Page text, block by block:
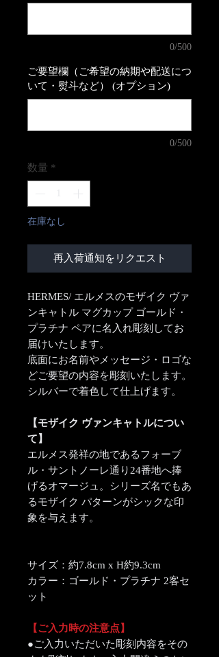
0/500
ご要望欄（ご希望の納期や配送につ
いて・熨斗など） (オプション)
0/500
数量 *
在庫なし
再入荷通知をリクエスト
HERMES/ エルメスのモザイク ヴァ
ンキャトル マグカップ ゴールド・
プラチナ ペアに名入れ彫刻してお
届けいたします。
底面にお名前やメッセージ・ロゴな
どご要望の内容を彫刻いたします。
シルバーで着色して仕上げます。
【モザイク ヴァンキャトルについ
て】
エルメス発祥の地であるフォーブ
ル・サントノーレ通り24番地へ捧
げるオマージュ。シリーズ名でもあ
るモザイク パターンがシックな印
象を与えます。
サイズ：約7.8cm x H約9.3cm
カラー：ゴールド・プラチナ 2客セ
ット
【ご入力時の注意点】
●ご入力いただいた彫刻内容をその